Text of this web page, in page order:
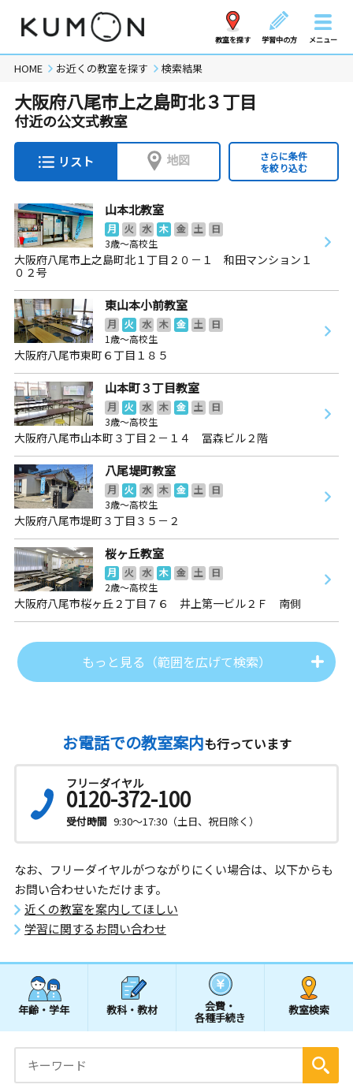
教室を探す 学習中の方 メニュー
HOME お近くの教室を探す 検索結果
大阪府八尾市上之島町北３丁目
付近の公文式教室
リスト 地図
さらに条件
を絞り込む
山本北教室
月 火 水 木 金 土
日
3歳～高校生
大阪府八尾市上之島町北１丁目２０－１ 和田マンション１
０２号
東山本小前教室
月 火 水 木 金 土
日
1歳～高校生
大阪府八尾市東町６丁目１８５
山本町３丁目教室
月 火 水 木 金 土
日
3歳～高校生
大阪府八尾市山本町３丁目２－１４ 冨森ビル２階
八尾堤町教室
月 火 水 木 金 土
日
3歳～高校生
大阪府八尾市堤町３丁目３５－２
桜ヶ丘教室
月 火 水 木 金 土
日
2歳～高校生
大阪府八尾市桜ヶ丘２丁目７６ 井上第一ビル２Ｆ 南側
もっと見る（範囲を広げて検索）
お電話での教室案内も行っています
フリーダイヤル
0120-372-100
受付時間 9:30～17:30（土日、祝日除く）
なお、フリーダイヤルがつながりにくい場合は、以下からも
お問い合わせいただけます。
近くの教室を案内してほしい
学習に関するお問い合わせ
年齢・学年 教科・教材 会費・
各種手続き
教室検索